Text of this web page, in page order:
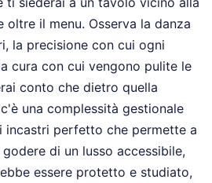
oltre il menu. Osserva la danza
la precisione con cui ogni
cura con cui vengono pulite le
conto che dietro quella
una complessità gestionale
incastri perfetto che permette a
di un lusso accessibile,
essere protetto e studiato,